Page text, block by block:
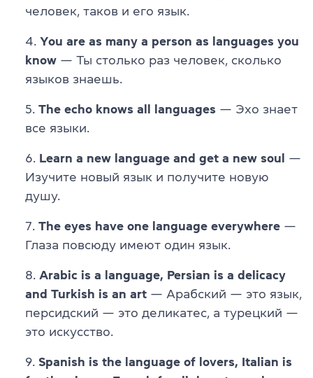
человек, таков и его язык.
You are as many a person as languages you
know — Ты столько раз человек, сколько
языков знаешь.
The echo knows all languages — Эхо знает
все языки.
Learn a new language and get a new soul
—
Изучите новый язык и получите новую
душу.
The eyes have one language everywhere —
Глаза повсюду имеют один язык.
Arabic is a language, Persian is a delicacy
and Turkish is an art — Арабский — это язык,
персидский — это деликатес, а турецкий —
это искусство.
Spanish is the language of lovers, Italian is